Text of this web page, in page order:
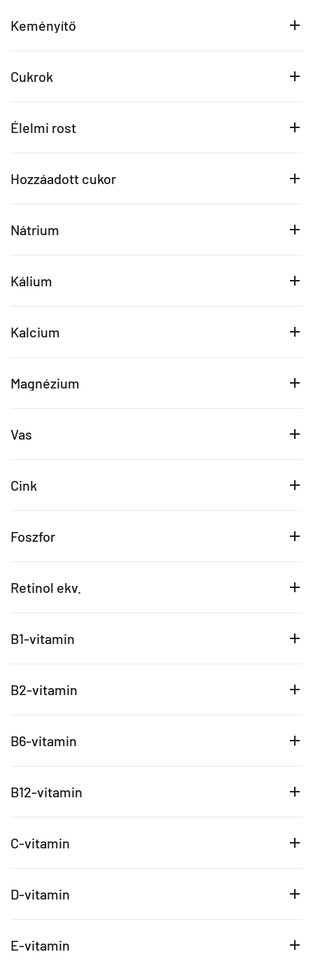
Keményítő
Cukrok
Élelmi rost
Hozzáadott cukor
Nátrium
Kálium
Kalcium
Magnézium
Vas
Cink
Foszfor
Retinol ekv.
B1-vitamin
B2-vitamin
B6-vitamin
B12-vitamin
C-vitamin
D-vitamin
E-vitamin